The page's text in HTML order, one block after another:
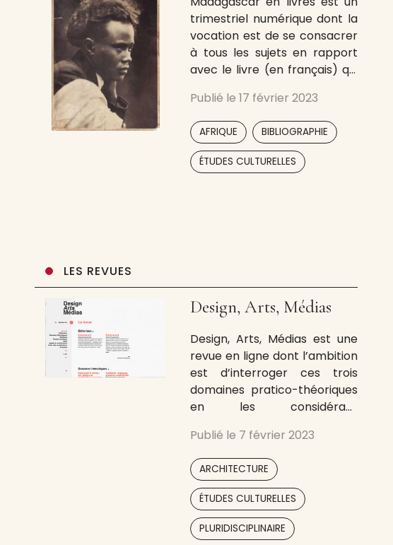
trimestriel numérique dont la
vocation est de se consacrer
à tous les sujets en rapport
avec le livre (en français) qui
quatre volets – Parutions,
Profession, Patrimoine et
Pages d’écriture -, articles
fouillés et notes plus courtes
sont, pour l’essentiel, liés à
Publié le 17 février 2023
AFRIQUE BIBLIOGRAPHIE
ÉTUDES CULTURELLES
LES REVUES
Design, Arts, Médias
Design, Arts, Médias est une
revue en ligne dont l’ambition
est d’interroger ces trois
domaines pratico-théoriques
en les considérant
les frictions qu’ils
entretiennent. C’est dire
qu’elle n’entend pas se
restreindre à tel ou tel champ
du design, des arts et des
médias. Elle encourage au
Publié le 7 février 2023
ARCHITECTURE
ÉTUDES CULTURELLES
PLURIDISCIPLINAIRE